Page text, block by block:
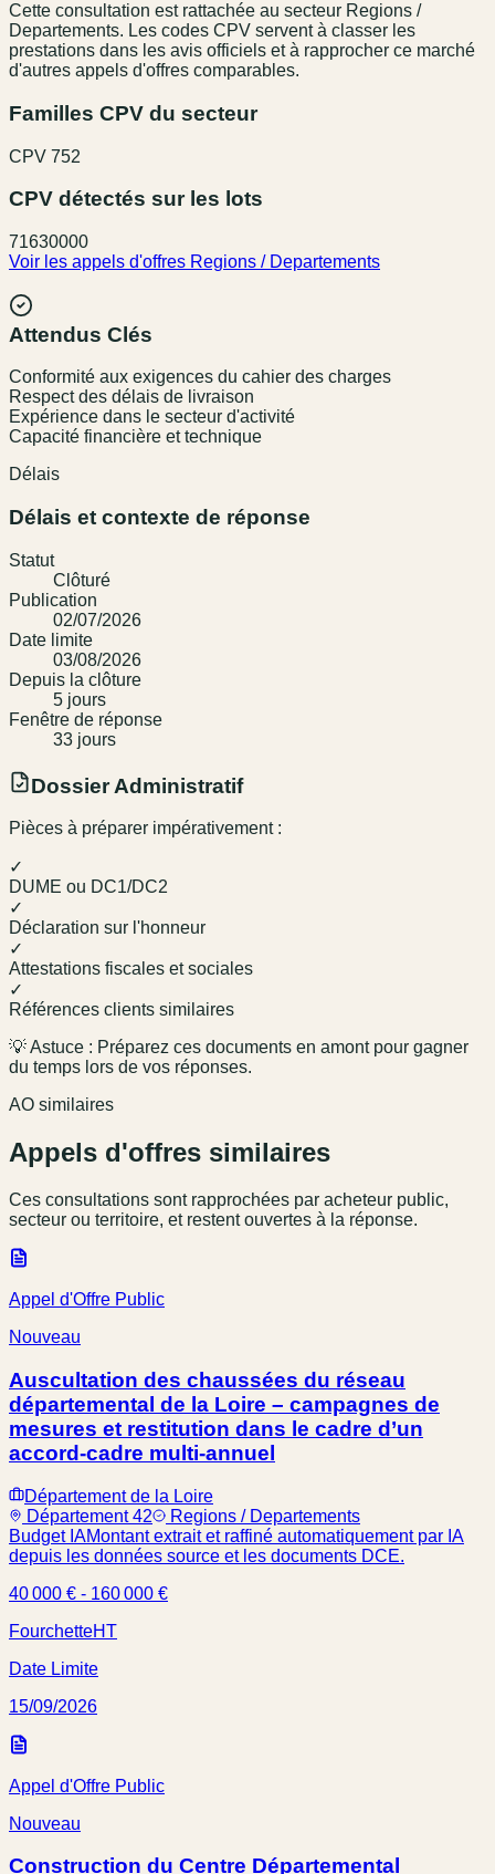
Cette consultation est rattachée au secteur Regions /
Departements. Les codes CPV servent à classer les
prestations dans les avis officiels et à rapprocher ce marché
d'autres appels d'offres comparables.
Familles CPV du secteur
CPV 752
CPV détectés sur les lots
71630000
Voir les appels d'offres Regions / Departements
Attendus Clés
Conformité aux exigences du cahier des charges
Respect des délais de livraison
Expérience dans le secteur d'activité
Capacité financière et technique
Délais
Délais et contexte de réponse
Statut
Clôturé
Publication
02/07/2026
Date limite
03/08/2026
Depuis la clôture
5 jours
Fenêtre de réponse
33 jours
Dossier Administratif
Pièces à préparer impérativement :
✓
DUME ou DC1/DC2
✓
Déclaration sur l'honneur
✓
Attestations fiscales et sociales
✓
Références clients similaires
💡 Astuce : Préparez ces documents en amont pour gagner
du temps lors de vos réponses.
AO similaires
Appels d'offres similaires
Ces consultations sont rapprochées par acheteur public,
secteur ou territoire, et restent ouvertes à la réponse.
Appel d'Offre Public
Nouveau
Auscultation des chaussées du réseau
départemental de la Loire – campagnes de
mesures et restitution dans le cadre d’un
accord-cadre multi-annuel
Département de la Loire
Département 42
Regions / Departements
Budget IAMontant extrait et raffiné automatiquement par IA
depuis les données source et les documents DCE.
40 000 € - 160 000 €
FourchetteHT
Date Limite
15/09/2026
Appel d'Offre Public
Nouveau
Construction du Centre Départemental